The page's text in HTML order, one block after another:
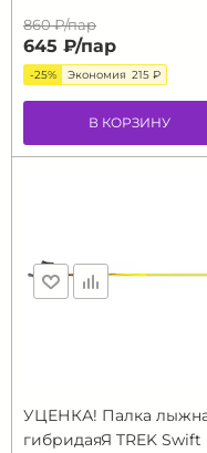
860 ₽/пар
645 ₽/пар
-25% Экономия 215 ₽
В КОРЗИНУ
УЦЕНКА! Палка
гибридаяЯ TREK Swift